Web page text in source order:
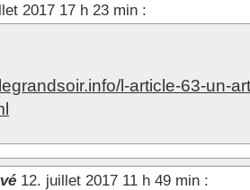
2017 17 h 23 min :
l-article-63-un-
12. juillet 2017 11 h 49 min :